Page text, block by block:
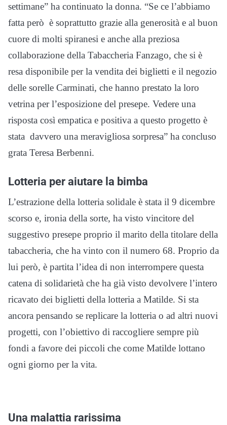
settimane” ha continuato la donna. “Se ce l’abbiamo
fatta però è soprattutto grazie alla generosità e al buon
cuore di molti spiranesi e anche alla preziosa
collaborazione della Tabaccheria Fanzago, che si è
resa disponibile per la vendita dei biglietti e il negozio
delle sorelle Carminati, che hanno prestato la loro
vetrina per l’esposizione del presepe. Vedere una
risposta così empatica e positiva a questo progetto è
stata davvero una meravigliosa sorpresa” ha concluso
grata Teresa Berbenni.
Lotteria per aiutare la bimba
L’estrazione della lotteria solidale è stata il 9 dicembre
scorso e, ironia della sorte, ha visto vincitore del
suggestivo presepe proprio il marito della titolare della
tabaccheria, che ha vinto con il numero 68. Proprio da
lui però, è partita l’idea di non interrompere questa
catena di solidarietà che ha già visto devolvere l’intero
ricavato dei biglietti della lotteria a Matilde. Si sta
ancora pensando se replicare la lotteria o ad altri nuovi
progetti, con l’obiettivo di raccogliere sempre più
fondi a favore dei piccoli che come Matilde lottano
ogni giorno per la vita.
Una malattia rarissima